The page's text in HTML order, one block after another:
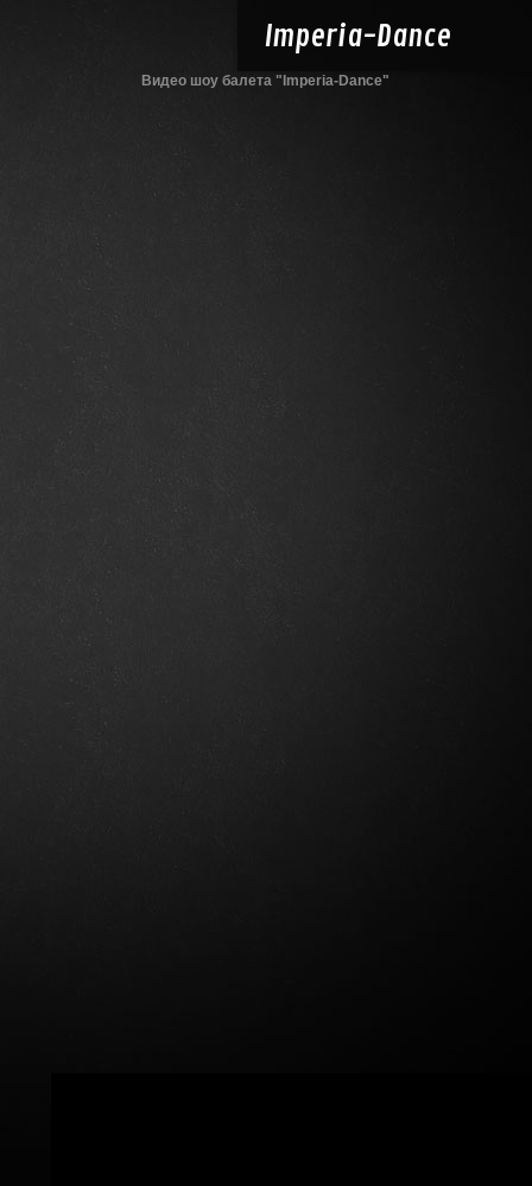
Imperia-Dance
Видео шоу балета "Imperia-Dance"